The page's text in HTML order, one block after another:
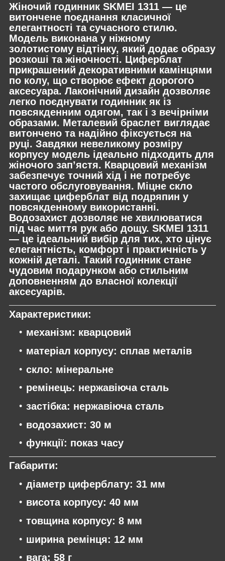
Жіночий годинник SKMEI 1311 — це
витончене поєднання класичної
елегантності та сучасного стилю.
Модель виконана у ніжному
золотистому відтінку, який додає образу
розкоші та жіночності. Циферблат
прикрашений декоративними камінцями
по колу, що створює ефект дорогого
аксесуара. Лаконічний дизайн дозволяє
легко поєднувати годинник як із
повсякденним одягом, так і з вечірніми
образами. Металевий браслет виглядає
витончено та надійно фіксується на
руці. Завдяки невеликому розміру
корпусу модель ідеально підходить для
жіночого зап’ястя. Кварцовий механізм
забезпечує точний хід і не потребує
частого обслуговування. Міцне скло
захищає циферблат від подряпин у
повсякденному використанні.
Водозахист дозволяє не хвилюватися
під час миття рук або дощу. SKMEI 1311
— це ідеальний вибір для тих, хто цінує
елегантність, комфорт і практичність у
кожній деталі. Такий годинник стане
чудовим подарунком або стильним
доповненням до власної колекції
аксесуарів.
Характеристики:
механізм: кварцовий
матеріал корпусу: сплав металів
скло: мінеральне
ремінець: нержавіюча сталь
застібка: нержавіюча сталь
водозахист: 30 м
функції: показ часу
Габарити:
діаметр циферблату: 31 мм
висота корпусу: 40 мм
товщина корпусу: 8 мм
ширина ремінця: 12 мм
вага: 58 г